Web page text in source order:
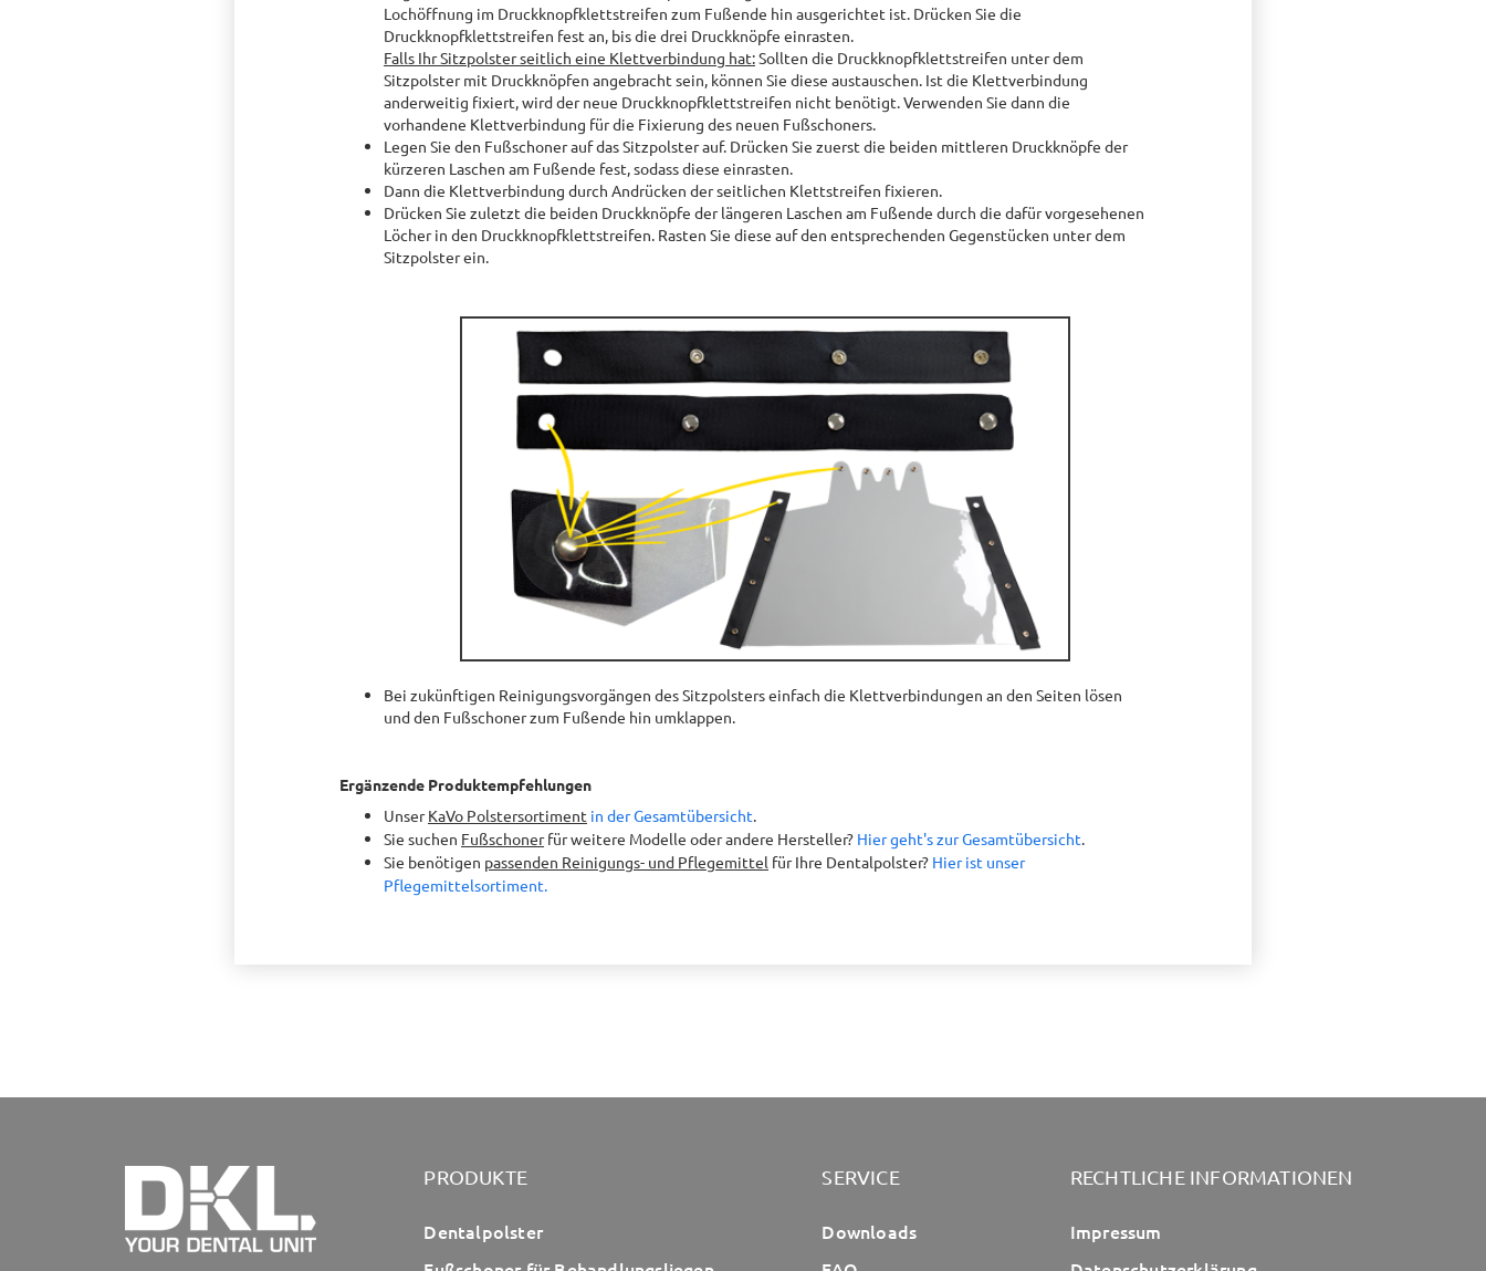
Lochöffnung im Druckknopfklettstreifen zum Fußende hin ausgerichtet ist. Drücken Sie die
Druckknopfklettstreifen fest an, bis die drei Druckknöpfe einrasten.
Falls Ihr Sitzpolster seitlich eine Klettverbindung hat:Sollten die Druckknopfklettstreifen unter dem
Sitzpolster mit Druckknöpfen angebracht sein, können Sie diese austauschen. Ist die Klettverbindung
anderweitig fixiert, wird der neue Druckknopfklettstreifen nicht benötigt. Verwenden Sie dann die
vorhandene Klettverbindung für die Fixierung des neuen Fußschoners.
Legen Sie den Fußschoner auf das Sitzpolster auf. Drücken Sie zuerst die beiden mittleren Druckknöpfe der
kürzeren Laschen am Fußende fest, sodass diese einrasten.
Dann die Klettverbindung durch Andrücken der seitlichen Klettstreifen fixieren.
Drücken Sie zuletzt die beiden Druckknöpfe der längeren Laschen am Fußende durch die dafür vorgesehenen
Löcher in den Druckknopfklettstreifen. Rasten Sie diese auf den entsprechenden Gegenstücken unter dem
Sitzpolster ein.
Bei zukünftigen Reinigungsvorgängen des Sitzpolsters einfach die Klettverbindungen an den Seiten lösen
und den Fußschoner zum Fußende hin umklappen.
Ergänzende Produktempfehlungen
UnserKaVo Polstersortiment in der Gesamtübersicht.
Sie suchen Fußschonerfür weitere Modelle oder andere Hersteller? Hier geht's zur Gesamtübersicht.
Sie benötigen passenden Reinigungs- und Pflegemittel für Ihre Dentalpolster? Hier ist unser
Pflegemittelsortiment.
PRODUKTE
Dentalpolster
SERVICE
Downloads
RECHTLICHE INFORMATIONEN
Impressum